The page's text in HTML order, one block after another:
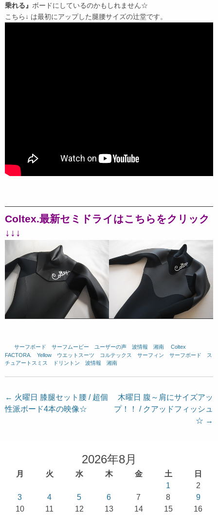
乗れる』 ボードにしているのかもしれません☆
こちら↓ は最初にアップした腿腰サイズの辻堂です。
Coltex.最新セミドライはこちらをクリック
↓↓↓
サーフボード サーフムービー ユーザーの声 波情報 湘南 Coltex
FACTORA.
Yellow ウエットスーツ コルテックス サーフィン サーフボード
ス
チュアートスミス
ドリントン 波情報 湘南
投
稿
← 火曜日 膝腿セット腰 / 超個
性派ボード4本の映像☆
木曜日 腹～肩にサイズアッ
プ！！ / クアッドフィッシュ
☆ →
2026年8月
月 火 水 木 金 土
日
1
2
3
4 5 6 7 8
9
10
11 12 13 14 15
16